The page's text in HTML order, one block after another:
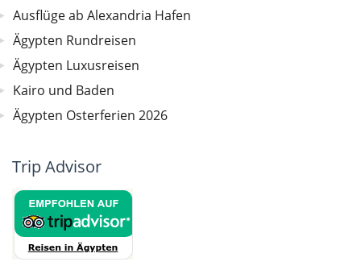
Ausflüge ab Alexandria Hafen
Ägypten Rundreisen
Ägypten Luxusreisen
Kairo und Baden
Ägypten Osterferien 2026
Trip Advisor